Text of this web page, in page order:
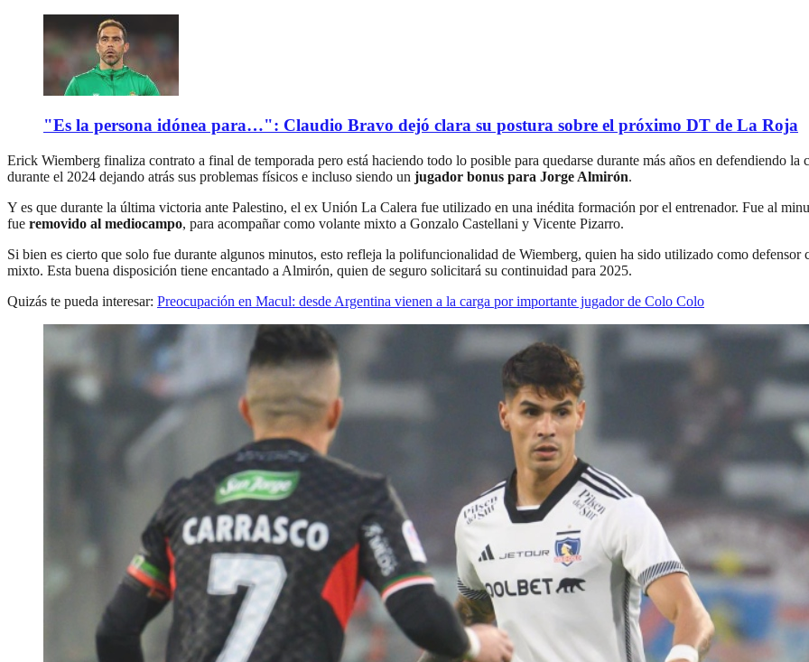
"Es la persona idónea para…": Claudio Bravo dejó clara su postura sobre el próximo DT de La Roja
Erick Wiemberg finaliza contrato a final de temporada pero está haciendo todo lo posible para quedarse durante más años en defendiendo la
durante el 2024 dejando atrás sus problemas físicos e incluso siendo un jugador bonus para Jorge Almirón.
Y es que durante la última victoria ante Palestino, el ex Unión La Calera fue utilizado en una inédita formación por el entrenador. Fue al
fue removido al mediocampo, para acompañar como volante mixto a Gonzalo Castellani y Vicente Pizarro.
Si bien es cierto que solo fue durante algunos minutos, esto refleja la polifuncionalidad de Wiemberg, quien ha sido utilizado como
mixto. Esta buena disposición tiene encantado a Almirón, quien de seguro solicitará su continuidad para 2025.
Quizás te pueda interesar: Preocupación en Macul: desde Argentina vienen a la carga por importante jugador de Colo Colo